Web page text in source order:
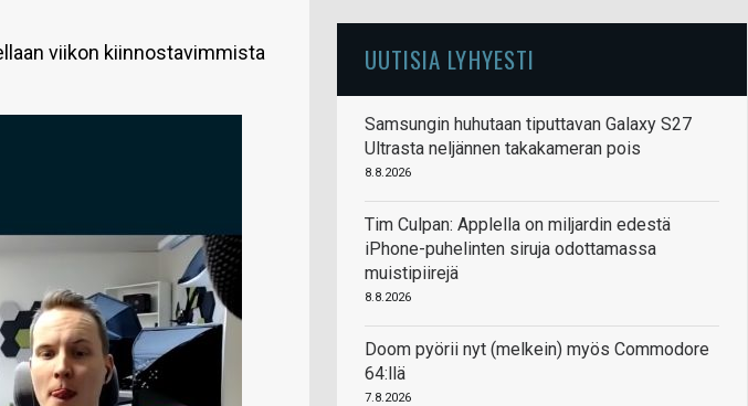
viikon kiinnostavimmista
UUTISIA LYHYESTI
Samsungin huhutaan tiputtavan Galaxy S27
Ultrasta neljännen takakameran pois
8.8.2026
Tim Culpan: Applella on miljardin edestä
iPhone-puhelinten siruja odottamassa
muistipiirejä
8.8.2026
Doom pyörii nyt (melkein) myös Commodore
64:llä
7.8.2026